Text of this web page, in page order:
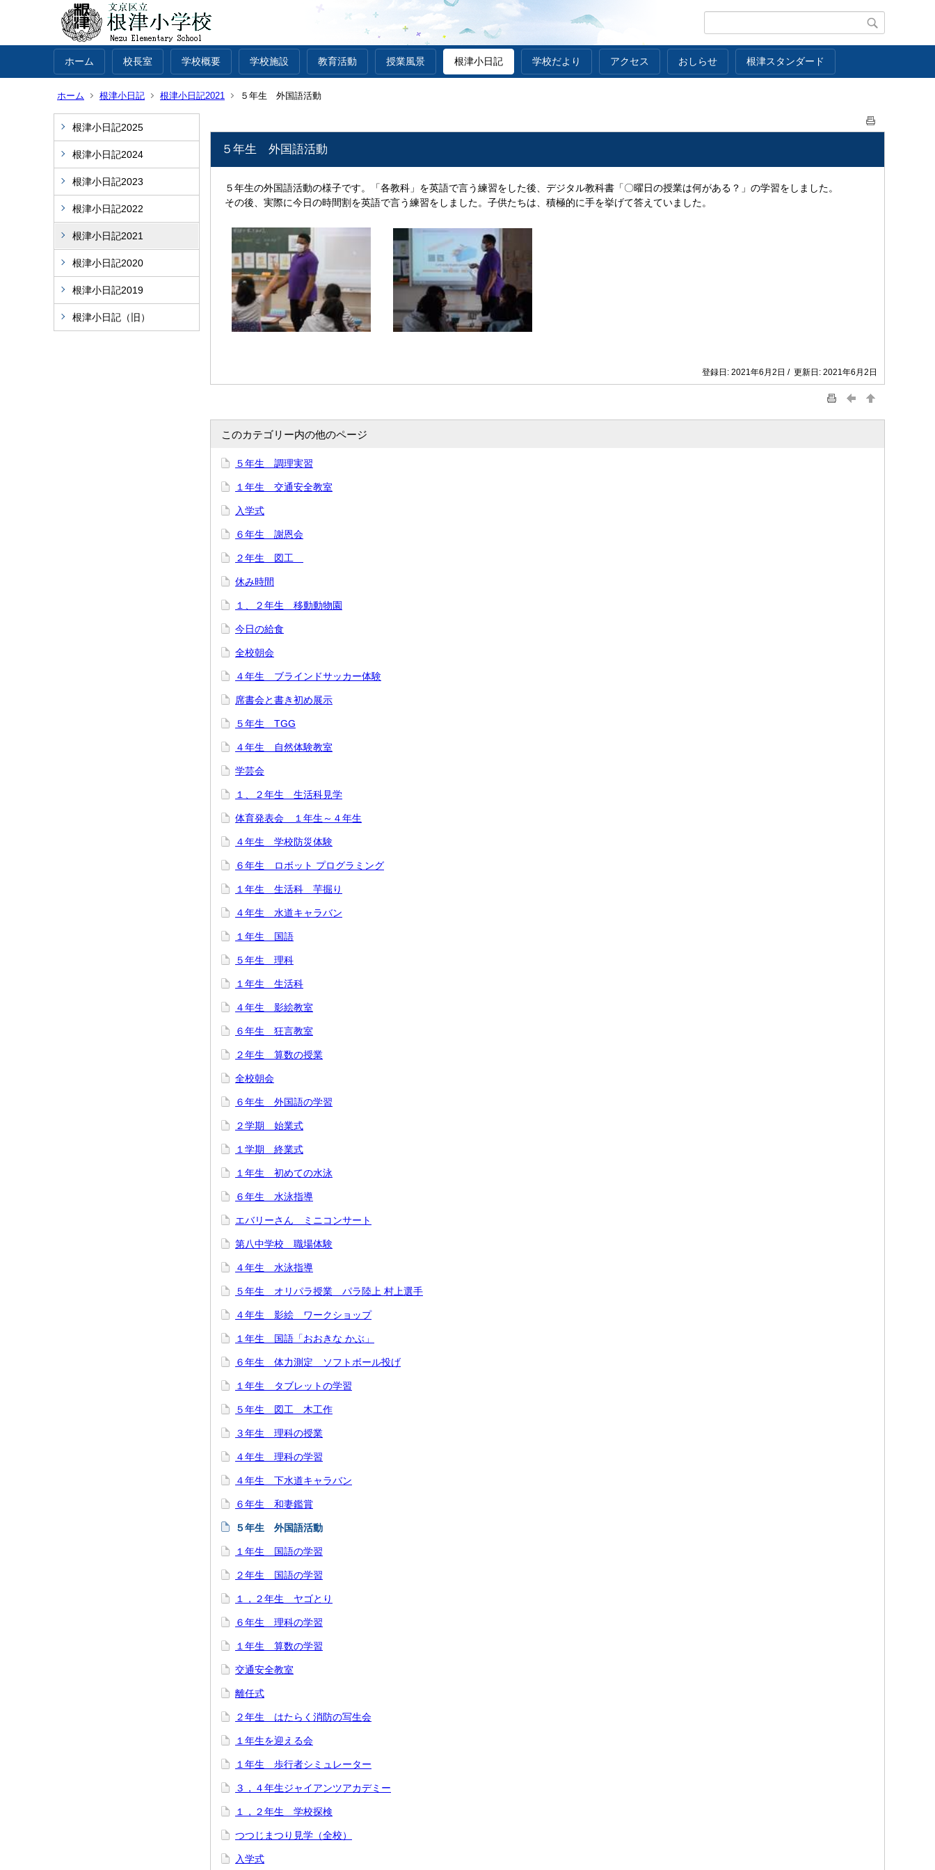
ホーム 校長室 学校概要 学校施設 教育活動 授業風景 根津小日記 学校だより アクセス おしらせ 根津スタンダード
ホーム 根津小日記 根津小日記2021 ５年生 外国語活動
根津小日記2025
根津小日記2024
根津小日記2023
根津小日記2022
根津小日記2021
根津小日記2020
根津小日記2019
根津小日記（旧）
５年生 外国語活動
５年生の外国語活動の様子です。「各教科」を英語で言う練習をした後、デジタル教科書「〇曜日の授業は何がある？」の学習をしました。
その後、実際に今日の時間割を英語で言う練習をしました。子供たちは、積極的に手を挙げて答えていました。
登録日: 2021年6月2日 / 更新日: 2021年6月2日
このカテゴリー内の他のページ
５年生 調理実習
１年生 交通安全教室
入学式
６年生 謝恩会
２年生 図工
休み時間
１、２年生 移動動物園
今日の給食
全校朝会
４年生 ブラインドサッカー体験
席書会と書き初め展示
５年生 TGG
４年生 自然体験教室
学芸会
１、２年生 生活科見学
体育発表会 １年生～４年生
４年生 学校防災体験
６年生 ロボット プログラミング
１年生 生活科 芋掘り
４年生 水道キャラバン
１年生 国語
５年生 理科
１年生 生活科
４年生 影絵教室
６年生 狂言教室
２年生 算数の授業
全校朝会
６年生 外国語の学習
２学期 始業式
１学期 終業式
１年生 初めての水泳
６年生 水泳指導
エバリーさん ミニコンサート
第八中学校 職場体験
４年生 水泳指導
５年生 オリパラ授業 パラ陸上 村上選手
４年生 影絵 ワークショップ
１年生 国語「おおきな かぶ」
６年生 体力測定 ソフトボール投げ
１年生 タブレットの学習
５年生 図工 木工作
３年生 理科の授業
４年生 理科の学習
４年生 下水道キャラバン
６年生 和妻鑑賞
５年生 外国語活動
１年生 国語の学習
２年生 国語の学習
１，２年生 ヤゴとり
６年生 理科の学習
１年生 算数の学習
交通安全教室
離任式
２年生 はたらく消防の写生会
１年生を迎える会
１年生 歩行者シミュレーター
３，４年生ジャイアンツアカデミー
１，２年生 学校探検
つつじまつり見学（全校）
入学式